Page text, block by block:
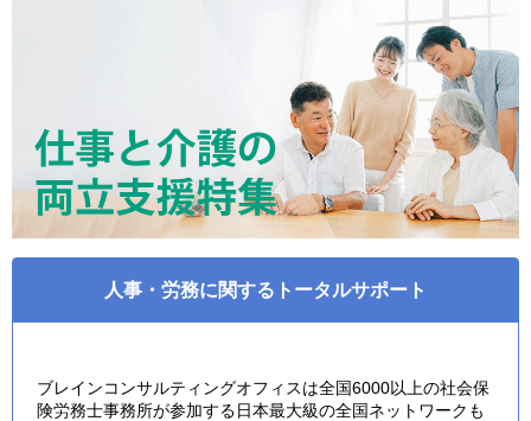
人事・労務に関するトータルサポート
ブレインコンサルティングオフィスは全国6000以上の社会保
険労務士事務所が参加する日本最大級の全国ネットワークも